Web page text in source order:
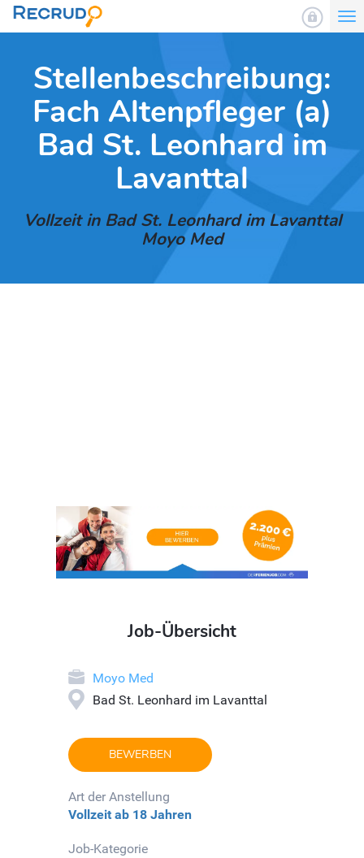
Stellenbeschreibung:
Fach Altenpfleger (a)
Bad St. Leonhard im
Lavanttal
Vollzeit in Bad St. Leonhard im Lavanttal
Moyo Med
Job-Übersicht
Moyo Med
Bad St. Leonhard im Lavanttal
BEWERBEN
Art der Anstellung
Vollzeit ab 18 Jahren
Job-Kategorie